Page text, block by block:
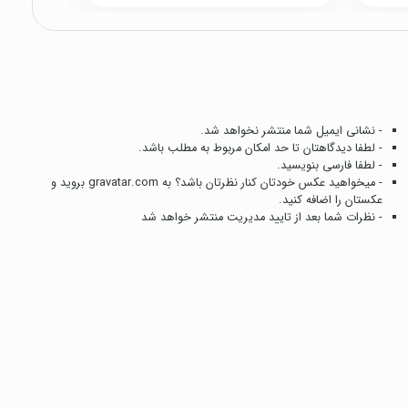
- نشانی ایمیل شما منتشر نخواهد شد.
- لطفا دیدگاهتان تا حد امکان مربوط به مطلب باشد.
- لطفا فارسی بنویسید.
- میخواهید عکس خودتان کنار نظرتان باشد؟ به gravatar.com بروید و
عکستان را اضافه کنید.
- نظرات شما بعد از تایید مدیریت منتشر خواهد شد